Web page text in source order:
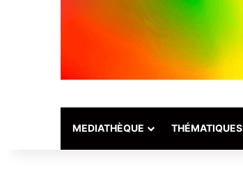
MEDIATHÈQUE THÉMATIQUES